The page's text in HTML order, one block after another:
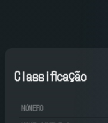
Classificação
NÚMERO